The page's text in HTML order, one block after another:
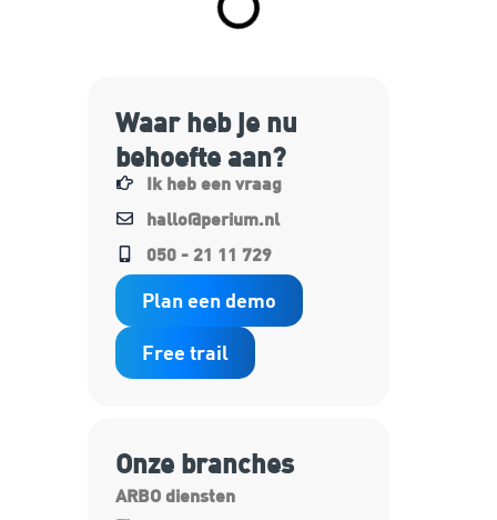
Waar heb je nu
behoefte aan?
Ik heb een vraag
hallo@perium.nl
050 - 21 11 729
Plan een demo
Free trail
Onze branches
ARBO diensten